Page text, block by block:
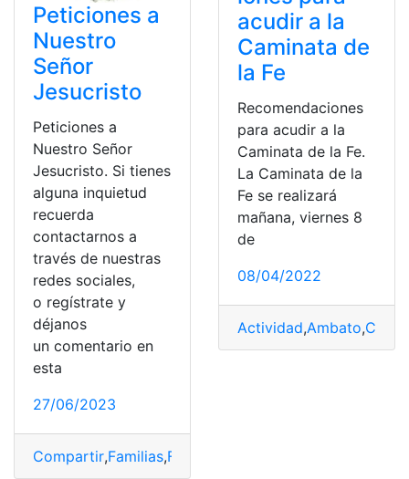
Peticiones a
Nuestro
Señor
Jesucristo
Peticiones a
Nuestro Señor
Jesucristo. Si tienes
alguna inquietud
recuerda
contactarnos a
través de nuestras
redes sociales,
o regístrate y
déjanos
un comentario en
esta
27/06/2023
Compartir,Familias,Fé
acudir a la
Caminata de
la Fe
Recomendaciones
para acudir a la
Caminata de la Fe.
La Caminata de la
Fe se realizará
mañana, viernes 8
de
08/04/2022
Actividad,Ambato,